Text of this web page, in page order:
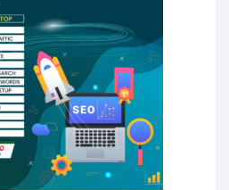
কৃতি…
প্রাণহানি
এইচএসসি পরীক্ষা
ব্যবসা প্রতিষ্ঠান